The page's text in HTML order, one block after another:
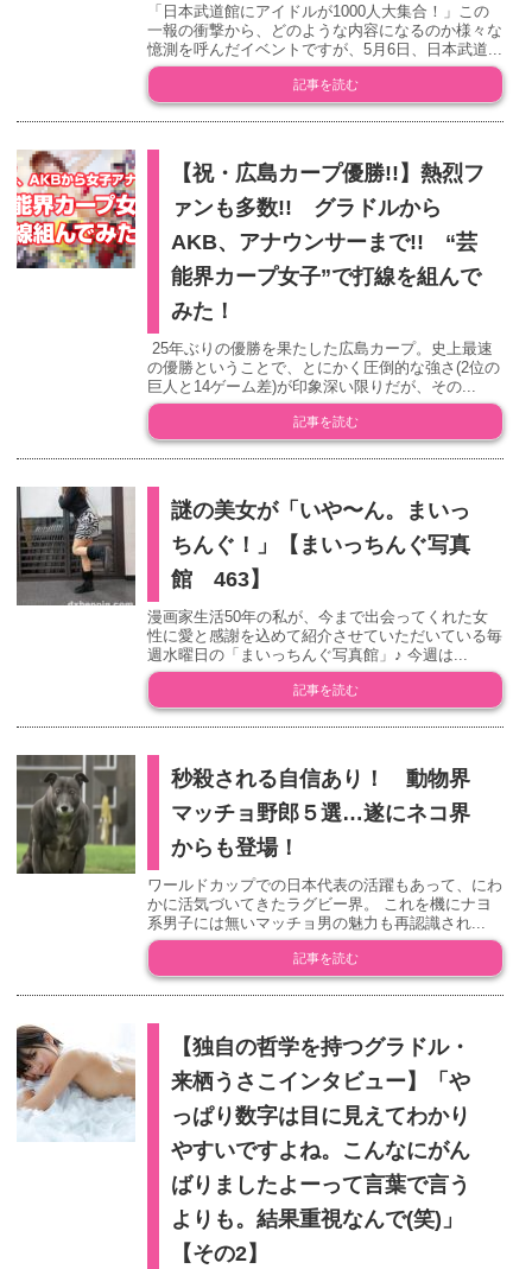
「日本武道館にアイドルが1000人大集合！」この
一報の衝撃から、どのような内容になるのか様々な
憶測を呼んだイベントですが、5月6日、日本武道...
記事を読む
【祝・広島カープ優勝!!】熱烈フ
ァンも多数!! グラドルから
AKB、アナウンサーまで!! “芸
能界カープ女子”で打線を組んで
みた！
25年ぶりの優勝を果たした広島カープ。史上最速
の優勝ということで、とにかく圧倒的な強さ(2位の
巨人と14ゲーム差)が印象深い限りだが、その...
記事を読む
謎の美女が「いや〜ん。まいっ
ちんぐ！」【まいっちんぐ写真
館 463】
漫画家生活50年の私が、今まで出会ってくれた女
性に愛と感謝を込めて紹介させていただいている毎
週水曜日の「まいっちんぐ写真館」♪ 今週は...
記事を読む
秒殺される自信あり！ 動物界
マッチョ野郎５選…遂にネコ界
からも登場！
ワールドカップでの日本代表の活躍もあって、にわ
かに活気づいてきたラグビー界。 これを機にナヨ
系男子には無いマッチョ男の魅力も再認識され...
記事を読む
【独自の哲学を持つグラドル・
来栖うさこインタビュー】「や
っぱり数字は目に見えてわかり
やすいですよね。こんなにがん
ばりましたよーって言葉で言う
よりも。結果重視なんで(笑)」
【その2】